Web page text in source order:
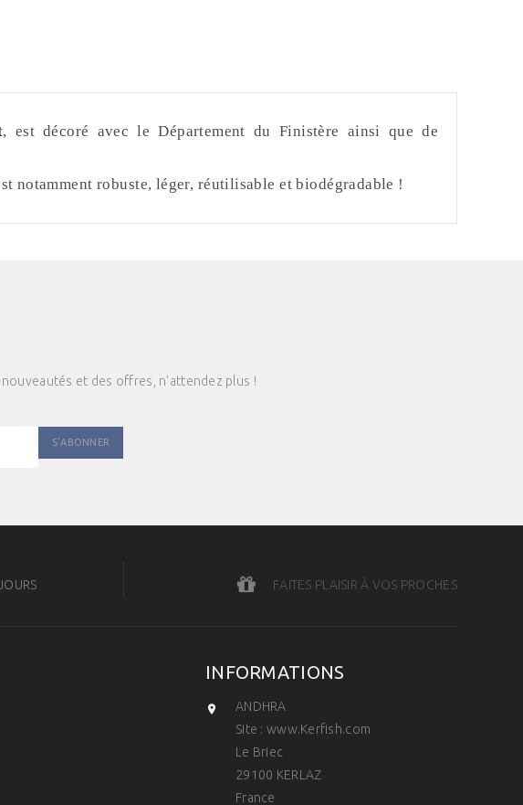
, est décoré avec le Département du Finistère ainsi que de
notamment robuste, léger, réutilisable et biodégradable !
et des offres, n'attendez plus !
FAITES PLAISIR À VOS PROCHES
INFORMATIONS

ANDHRA
Site : www.Kerfish.com
Le Briec
29100 KERLAZ
France